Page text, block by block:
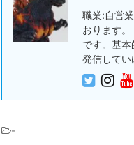
職業:自営
おります
です。基
発信してい
-